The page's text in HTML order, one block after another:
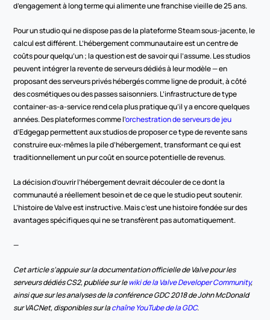
d’engagement à long terme qui alimente une franchise vieille de 25 ans.
Pour un studio qui ne dispose pas de la plateforme Steam sous-jacente, le
calcul est différent. L’hébergement communautaire est un centre de
coûts pour quelqu’un ; la question est de savoir qui l’assume. Les studios
peuvent intégrer la revente de serveurs dédiés à leur modèle — en
proposant des serveurs privés hébergés comme ligne de produit, à côté
des cosmétiques ou des passes saisonniers. L’infrastructure de type
container-as-a-service rend cela plus pratique qu’il y a encore quelques
années. Des plateformes comme l’orchestration de serveurs de jeu
d’Edgegap permettent aux studios de proposer ce type de revente sans
construire eux-mêmes la pile d’hébergement, transformant ce qui est
traditionnellement un pur coût en source potentielle de revenus.
La décision d’ouvrir l’hébergement devrait découler de ce dont la
communauté a réellement besoin et de ce que le studio peut soutenir.
L’histoire de Valve est instructive. Mais c’est une histoire fondée sur des
avantages spécifiques qui ne se transfèrent pas automatiquement.
—
Cet article s’appuie sur la documentation officielle de Valve pour les
serveurs dédiés CS2, publiée sur le wiki de la Valve Developer Community,
ainsi que sur les analyses de la conférence GDC 2018 de John McDonald
sur VACNet, disponibles sur la chaîne YouTube de la GDC.